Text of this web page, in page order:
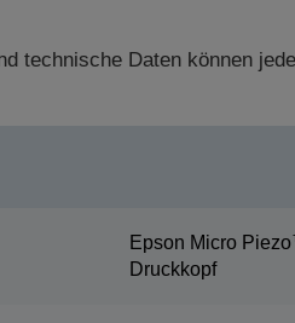
technische Daten können
Epson Micro
Druckkopf